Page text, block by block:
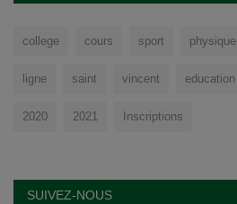
college cours sport physique
ligne saint vincent education
2020 2021 Inscriptions
SUIVEZ-NOUS